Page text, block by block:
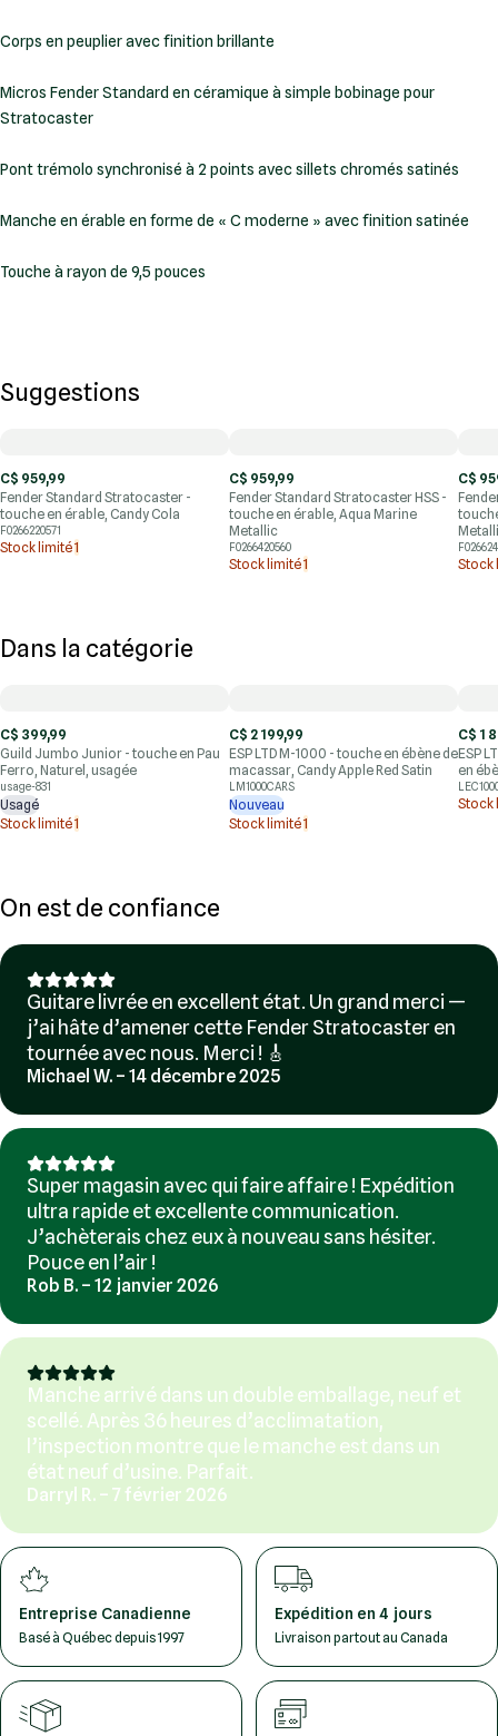
Corps en peuplier avec finition brillante
Micros Fender Standard en céramique à simple bobinage pour
Stratocaster
Pont trémolo synchronisé à 2 points avec sillets chromés satinés
Manche en érable en forme de « C moderne » avec finition satinée
Touche à rayon de 9,5 pouces
Suggestions
C$ 959,99
Fender Standard Stratocaster -
touche en érable, Candy Cola
F0266220571
Stock limité1
C$ 959,99
Fender Standard Stratocaster HSS -
touche en érable, Aqua Marine
Metallic
F0266420560
Stock limité1
C$
Stock
Dans la catégorie
C$ 399,99
Guild Jumbo Junior - touche en Pau
Ferro, Naturel, usagée
usage-831
Usagé
Stock limité1
C$ 2 199,99
ESP LTD M-1000 - touche en ébène de
macassar, Candy Apple Red Satin
LM1000CARS
Nouveau
Stock limité1
C$ 1
ESP
en
Stock
On est de confiance
Guitare livrée en excellent état. Un grand merci —
j’ai hâte d’amener cette Fender Stratocaster en
tournée avec nous. Merci ! 🎸
Michael W. – 14 décembre 2025
Super magasin avec qui faire affaire ! Expédition
ultra rapide et excellente communication.
J’achèterais chez eux à nouveau sans hésiter.
Pouce en l’air !
Rob B. – 12 janvier 2026
Manche arrivé dans un double emballage, neuf et
scellé. Après 36 heures d’acclimatation,
l’inspection montre que le manche est dans un
état neuf d’usine. Parfait.
Darryl R. – 7 février 2026
Entreprise Canadienne
Basé à Québec depuis 1997
Expédition en 4 jours
Livraison partout au Canada